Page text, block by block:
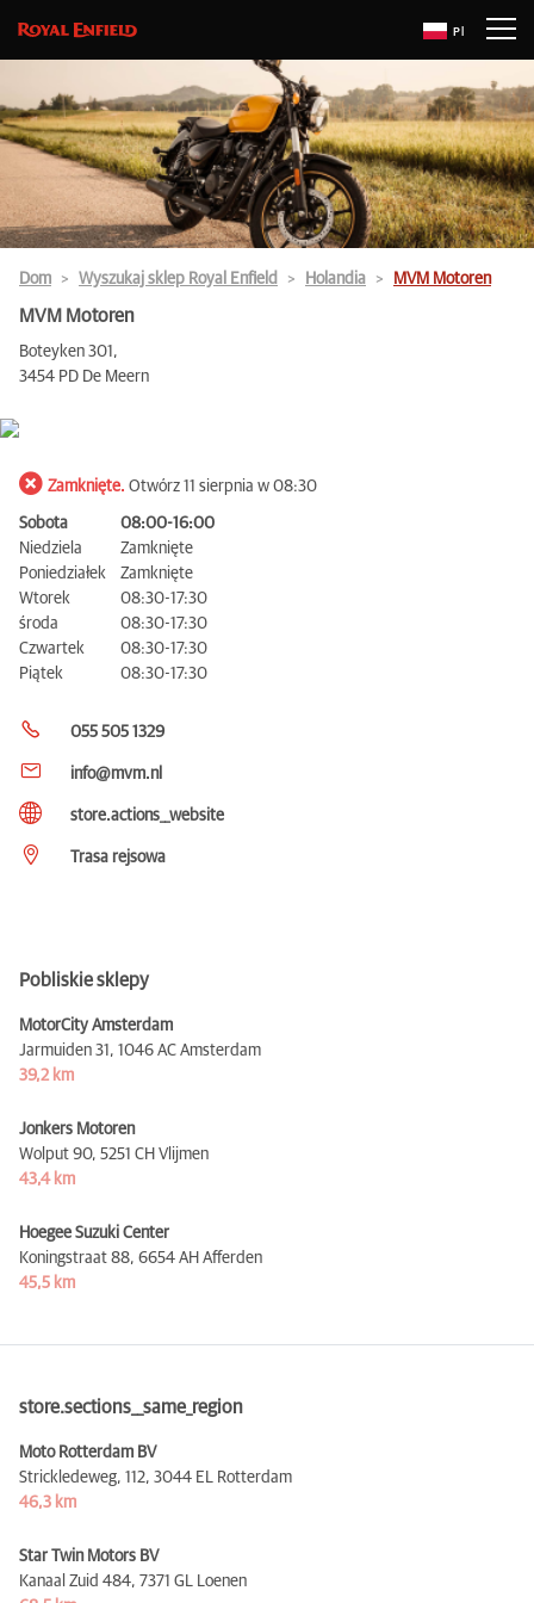
Pl
Dom Wyszukaj sklep Royal Enfield Holandia MVM Motoren
MVM Motoren
Boteyken 301,
3454 PD De Meern
Zamknięte. Otwórz 11 sierpnia w 08:30
Sobota
08:00-16:00
Niedziela
Zamknięte
Poniedziałek
Zamknięte
Wtorek
08:30-17:30
środa
08:30-17:30
Czwartek
08:30-17:30
Piątek
08:30-17:30
055 505 1329
info@mvm.nl
store.actions__website
Trasa rejsowa
Pobliskie sklepy
MotorCity Amsterdam
Jarmuiden 31, 1046 AC Amsterdam
39,2 km
Jonkers Motoren
Wolput 90, 5251 CH Vlijmen
43,4 km
Hoegee Suzuki Center
Koningstraat 88, 6654 AH Afferden
45,5 km
store.sections__same_region
Moto Rotterdam BV
Strickledeweg, 112, 3044 EL Rotterdam
46,3 km
Star Twin Motors BV
Kanaal Zuid 484, 7371 GL Loenen